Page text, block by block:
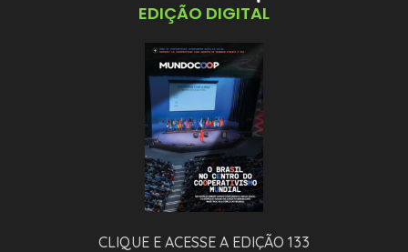
EDIÇÃO DIGITAL
CLIQUE E ACESSE A EDIÇÃO 133